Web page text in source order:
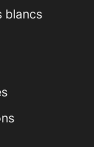
blancs